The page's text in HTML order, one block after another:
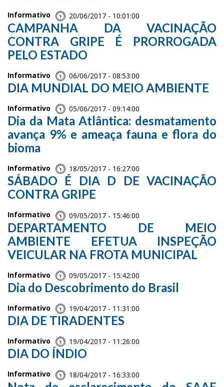
Informativo 20/06/2017 - 10:01:00
CAMPANHA DA VACINAÇÃO
CONTRA GRIPE É PRORROGADA
PELO ESTADO
Informativo 06/06/2017 - 08:53:00
DIA MUNDIAL DO MEIO AMBIENTE
Informativo 05/06/2017 - 09:14:00
Dia da Mata Atlântica: desmatamento
avança 9% e ameaça fauna e flora do
bioma
Informativo 18/05/2017 - 16:27:00
SÁBADO É DIA D DE VACINAÇÃO
CONTRA GRIPE
Informativo 09/05/2017 - 15:46:00
DEPARTAMENTO DE MEIO
AMBIENTE EFETUA INSPEÇÃO
VEICULAR NA FROTA MUNICIPAL
Informativo 09/05/2017 - 15:42:00
Dia do Descobrimento do Brasil
Informativo 19/04/2017 - 11:31:00
DIA DE TIRADENTES
Informativo 19/04/2017 - 11:26:00
DIA DO ÍNDIO
Informativo 18/04/2017 - 16:33:00